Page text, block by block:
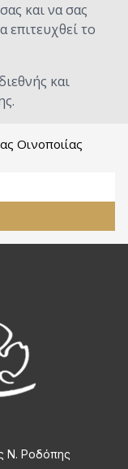
και να σας
επιτευχθεί το
και
Οινοποιίας
Ν. Ροδόπης